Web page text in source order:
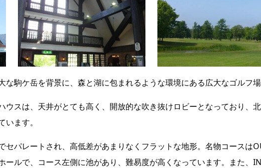
駒ケ岳を背景に、森と湖に包まれるような環境にある広大なゴルフ場
ウスは、天井がとても高く、開放的な吹き抜けロビーとなっており、
ます。
セパレートされ、高低差があまりなくフラットな地形。名物コースは
ールで、コース左側に池があり、難易度が高くなっています。また、